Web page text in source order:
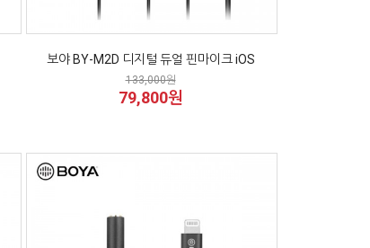
보야 BY-M2D 디지털 듀얼 핀마이크 iOS
133,000원
79,800원